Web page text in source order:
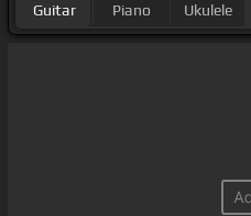
Guitar Piano Ukulele